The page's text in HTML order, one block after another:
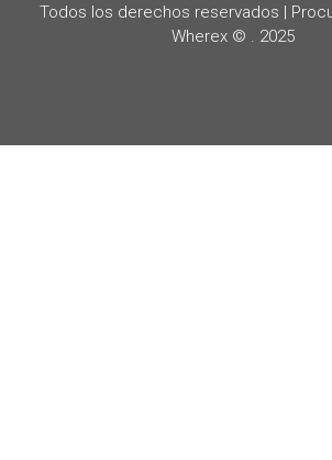
Todos los derechos reservados |
Wherex © . 2025